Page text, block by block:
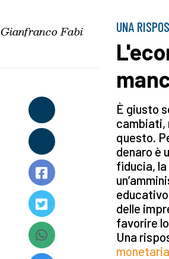
Gianfranco Fabi UNA
È giusto
cambiati,
questo.
denaro è
fiducia, la
delle
favorire
Una